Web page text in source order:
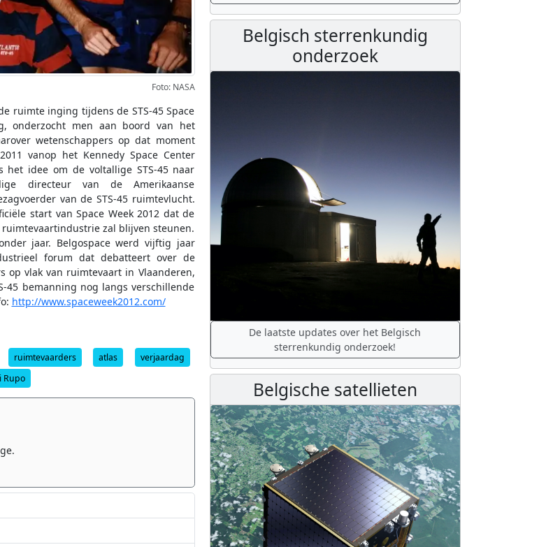
Foto: NASA
ruimte inging tijdens de STS-45 Space
onderzocht men aan boord van het
wetenschappers op dat moment
vanop het Kennedy Space Center
idee om de voltallige STS-45 naar
directeur van de Amerikaanse
van de STS-45 ruimtevlucht.
start van Space Week 2012 dat de
zal blijven steunen.
jaar. Belgospace werd vijftig jaar
forum dat debatteert over de
op vlak van ruimtevaart in Vlaanderen,
45 bemanning nog langs verschillende
http://www.spaceweek2012.com/
ruimtevaarders atlas
verjaardag
Rupo
Belgisch sterrenkundig
onderzoek
De laatste updates over het Belgisch
sterrenkundig onderzoek!
Belgische satellieten